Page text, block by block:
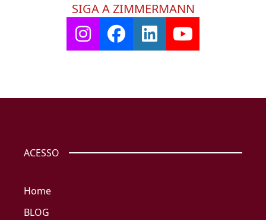
SIGA A ZIMMERMANN
ACESSO
Home
BLOG